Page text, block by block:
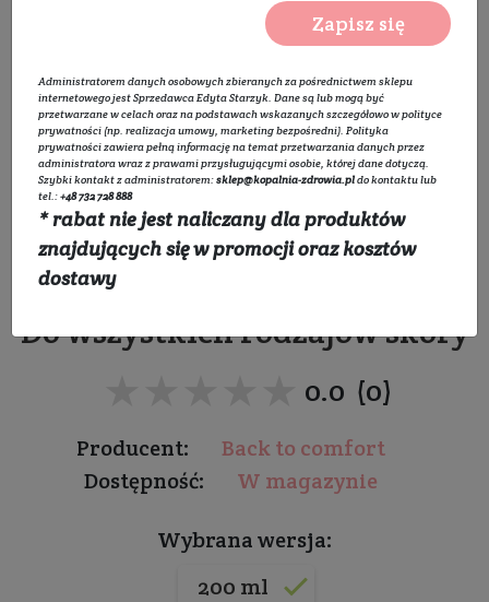
Żel do mycia twarzy i
ciała FRESH-Y
Do wszystkich rodzajów skóry
0.0 (0)
Producent:
Back to comfort
Dostępność:
W magazynie
Wybrana wersja:
200 ml
Zapisz się
Administratorem danych osobowych zbieranych za pośrednictwem sklepu
internetowego jest Sprzedawca Edyta Starzyk. Dane są lub mogą być
przetwarzane w celach oraz na podstawach wskazanych szczegółowo wpolityce
prywatności (np. realizacja umowy, marketing bezpośredni). Polityka
prywatnościzawiera pełną informację na temat przetwarzania danych przez
administratora wraz z prawami przysługującymi osobie, której dane dotyczą.
Szybki kontakt z administratorem:sklep@kopalnia-zdrowia.pldo kontaktu lub
tel.:+48 732 728 888
* rabat nie jest naliczany dla produktów
znajdujących się w promocji oraz kosztów
dostawy